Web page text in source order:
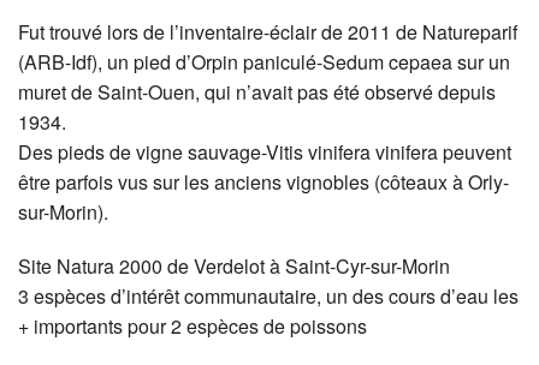
Fut trouvé lors de l’inventaire-éclair de 2011 de Natureparif
(ARB-Idf), un pied d’Orpin paniculé-Sedum cepaea sur un
muret de Saint-Ouen, qui n’avait pas été observé depuis
1934.
Des pieds de vigne sauvage-Vitis vinifera vinifera peuvent
être parfois vus sur les anciens vignobles (côteaux à Orly-
sur-Morin).
Site Natura 2000 de Verdelot à Saint-Cyr-sur-Morin
3 espèces d’intérêt communautaire, un des cours d’eau les
+ importants pour 2 espèces de poissons